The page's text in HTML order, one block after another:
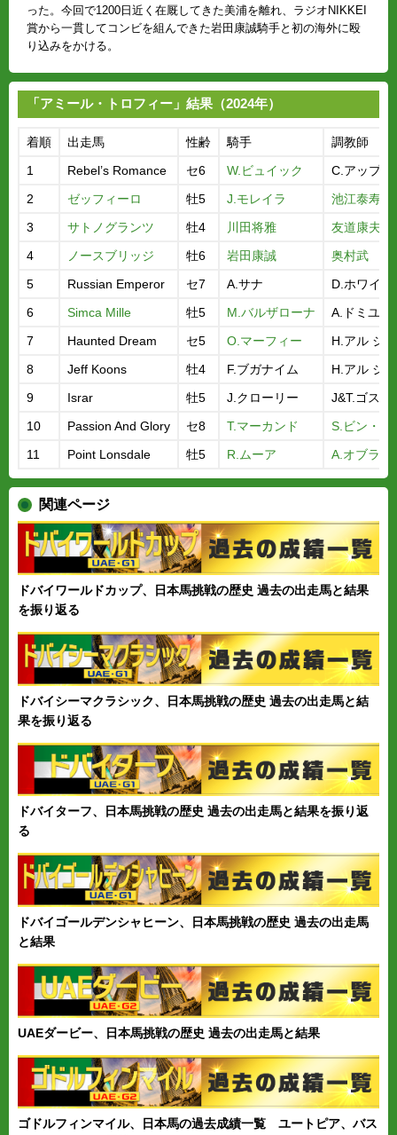
った。今回で1200日近く在厩してきた美浦を離れ、ラジオNIKKEI
賞から一貫してコンビを組んできた岩田康誠騎手と初の海外に殴
り込みをかける。
「アミール・トロフィー」結果（2024年）
着順 出走馬 性齢 騎手
調教師
1
Rebel’s Romance セ6 W.ビュイック
C.アップル
2
ゼッフィーロ 牡5 J.モレイラ
池江泰寿
3
サトノグランツ 牡4 川田将雅
友道康夫
4
ノースブリッジ 牡6 岩田康誠
奥村武
5
Russian Emperor セ7 A.サナ
D.ホワイト
6
Simca Mille 牡5 M.バルザローナ
A.ドミユー
7
Haunted Dream セ5 O.マーフィー
H.アル ジ
8
Jeff Koons 牡4 F.ブガナイム
H.アル ジ
9
Israr 牡5 J.クローリー
J&T.ゴスデ
10
Passion And Glory セ8 T.マーカンド
S.ビン・ス
11
Point Lonsdale 牡5 R.ムーア A.オブライ
関連ページ
ドバイワールドカップ、日本馬挑戦の歴史 過去の出走馬と結果
を振り返る
ドバイシーマクラシック、日本馬挑戦の歴史 過去の出走馬と結
果を振り返る
ドバイターフ、日本馬挑戦の歴史 過去の出走馬と結果を振り返
る
ドバイゴールデンシャヒーン、日本馬挑戦の歴史 過去の出走馬
と結果
UAEダービー、日本馬挑戦の歴史 過去の出走馬と結果
ゴドルフィンマイル、日本馬の過去成績一覧 ユートピア、バス